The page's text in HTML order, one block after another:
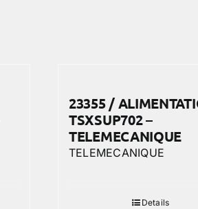
23355 /
TSXSUP702 –
TELEMECANIQUE
TELEMECANIQUE
Details